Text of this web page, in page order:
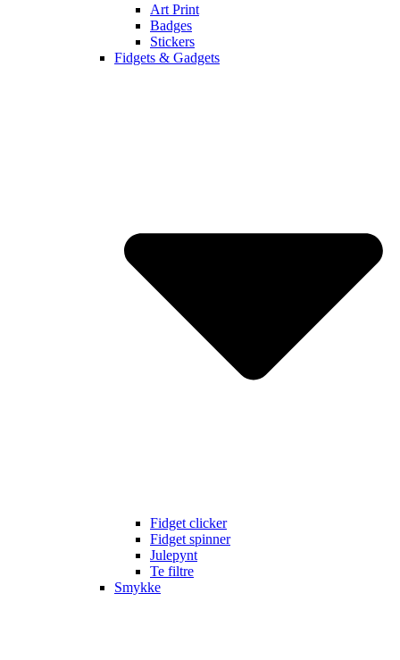
Art Print
Badges
Stickers
Fidgets & Gadgets
Fidget clicker
Fidget spinner
Julepynt
Te filtre
Smykke